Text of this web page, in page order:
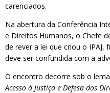
carenciados.
Na abertura da Conferência
e Direitos Humanos, o Chefe
de rever a lei que criou o IPAJ,
deve ser confundida com a
O encontro decorre sob o lema
Acesso à Justiça e Defesa dos